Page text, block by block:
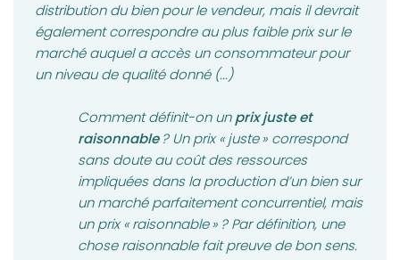
distribution du bien pour le vendeur, mais il devrait
également correspondre au plus faible prix sur le
marché auquel a accès un consommateur pour
un niveau de qualité donné (...)
Comment définit-on unprix juste et
raisonnable? Un prix « juste » correspond
sans doute au coût des ressources
impliquées dans la production d’un bien sur
un marché parfaitement concurrentiel, mais
un prix « raisonnable » ? Par définition, une
chose raisonnable fait preuve de bon sens.